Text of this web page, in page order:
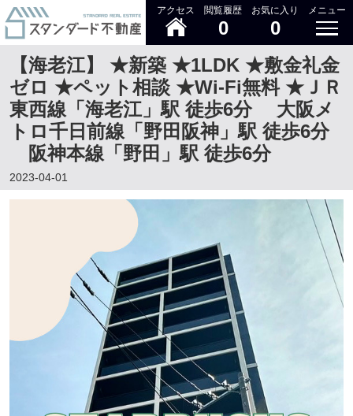
アクセス 閲覧履歴
0
お気に入り
0
メニュー
【海老江】 ★新築 ★1LDK ★敷金礼金
ゼロ ★ペット相談 ★Wi-Fi無料 ★ＪＲ
東西線「海老江」駅 徒歩6分 大阪メ
トロ千日前線「野田阪神」駅 徒歩6分
阪神本線「野田」駅 徒歩6分
2023-04-01